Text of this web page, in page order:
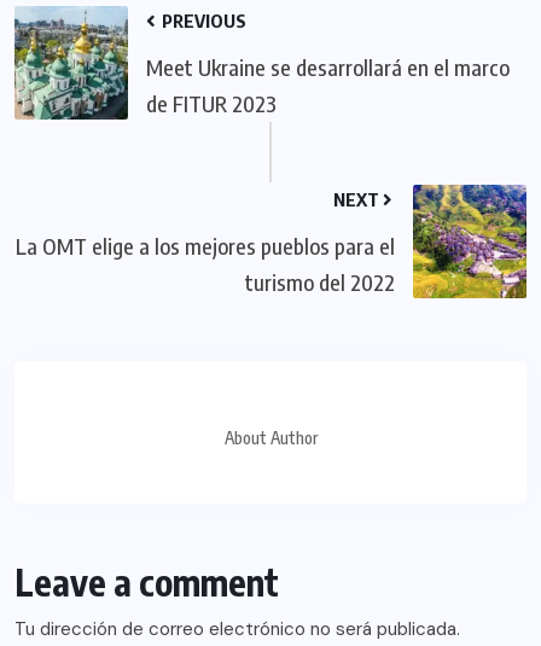
PREVIOUS
Meet Ukraine se desarrollará en el marco
de FITUR 2023
NEXT
La OMT elige a los mejores pueblos para el
turismo del 2022
About Author
Leave a comment
Tu dirección de correo electrónico no será publicada.